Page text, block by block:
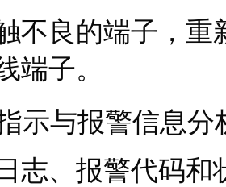
不良的端子，
端子。
示与报警信息分
志、报警代码